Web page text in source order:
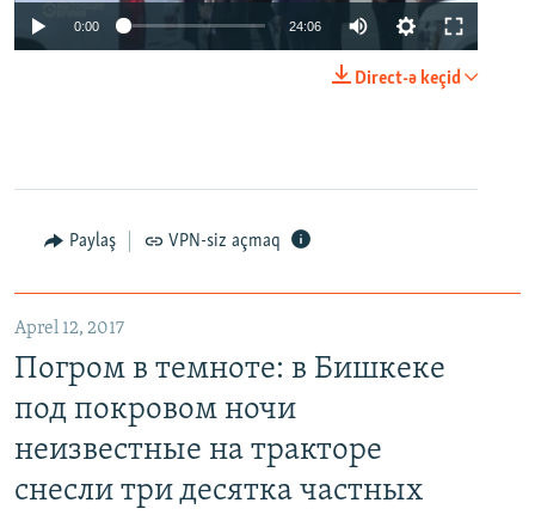
0:00 24:06
Direct-ə keçid
Paylaş VPN-siz açmaq
Aprel 12, 2017
Погром в темноте: в Бишкеке
под покровом ночи
неизвестные на тракторе
снесли три десятка частных